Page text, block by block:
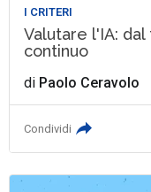
I CRITERI
Valutare l'IA:
continuo
di Paolo Ceravolo
Condividi